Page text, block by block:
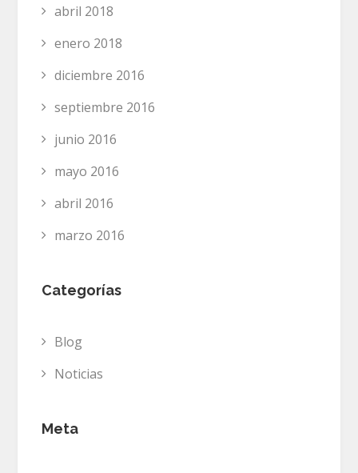
abril 2018
enero 2018
diciembre 2016
septiembre 2016
junio 2016
mayo 2016
abril 2016
marzo 2016
Categorías
Blog
Noticias
Meta